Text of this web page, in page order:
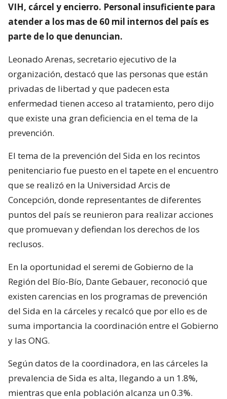
VIH, cárcel y encierro. Personal insuficiente para
atender a los mas de 60 mil internos del país es
parte de lo que denuncian.
Leonado Arenas, secretario ejecutivo de la
organización, destacó que las personas que están
privadas de libertad y que padecen esta
enfermedad tienen acceso al tratamiento, pero dijo
que existe una gran deficiencia en el tema de la
prevención.
El tema de la prevención del Sida en los recintos
penitenciario fue puesto en el tapete en el encuentro
que se realizó en la Universidad Arcis de
Concepción, donde representantes de diferentes
puntos del país se reunieron para realizar acciones
que promuevan y defiendan los derechos de los
reclusos.
En la oportunidad el seremi de Gobierno de la
Región del Bío-Bío, Dante Gebauer, reconoció que
existen carencias en los programas de prevención
del Sida en la cárceles y recalcó que por ello es de
suma importancia la coordinación entre el Gobierno
y las ONG.
Según datos de la coordinadora, en las cárceles la
prevalencia de Sida es alta, llegando a un 1.8%,
mientras que enla población alcanza un 0.3%.